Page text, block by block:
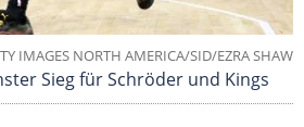
IMAGES NORTH AMERICA/SID/EZRA SHAW
Sieg für Schröder und Kings